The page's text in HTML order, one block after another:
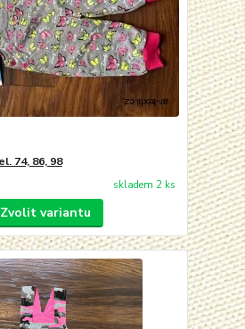
74, 86, 98
skladem 2 ks
Zvolit variantu